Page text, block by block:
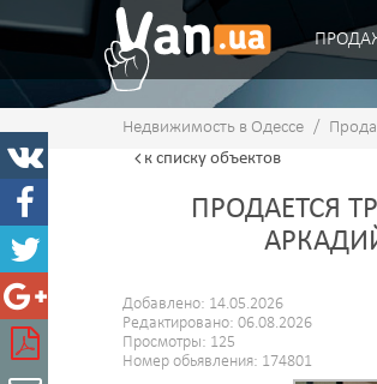
Недвижимость в Одессе /
к спискуобъектов
ПРОДАЕТСЯ
Добавлено: 14.05.2026
Редактировано: 06.08.2026
Просмотры: 125
Номер обьявления: 174801